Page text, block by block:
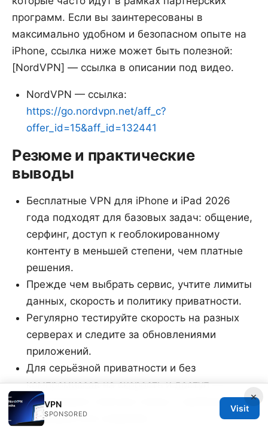
программ. Если вы заинтересованы в
максимально удобном и безопасном опыте на
iPhone, ссылка ниже может быть полезной:
[NordVPN] — ссылка в описании под видео.
NordVPN — ссылка:
https://go.nordvpn.net/aff_c?
offer_id=15&aff_id=132441
Резюме и практические
выводы
Бесплатные VPN для iPhone и iPad 2026
года подходят для базовых задач: общение,
серфинг, доступ к геоблокированному
контенту в меньшей степени, чем платные
решения.
Прежде чем выбрать сервис, учтите лимиты
данных, скорость и политику приватности.
Регулярно тестируйте скорость на разных
серверах и следите за обновлениями
приложений.
Для серьёзной приватности и без
компромиссов на скорость и доступ —
рассмотрите платные планы с пробным
периодом или скидками.
×
VPN
SPONSORED
Visit